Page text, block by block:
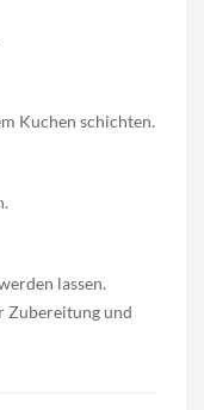
Kuchen schichten.
lassen.
Zubereitung und